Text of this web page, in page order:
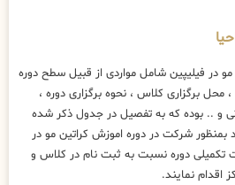
در فیلیپین شامل مواردی از قبیل سطح دوره
برگزاری کلاس ، نحوه برگزاری دوره ،
و .. بوده که به تفصیل در جدول ذکر شده
بمنظور شرکت در دوره اموزش کراتین مو در
تکمیلی دوره نسبت به ثبت نام در کلاس و
اقدام نمایند.